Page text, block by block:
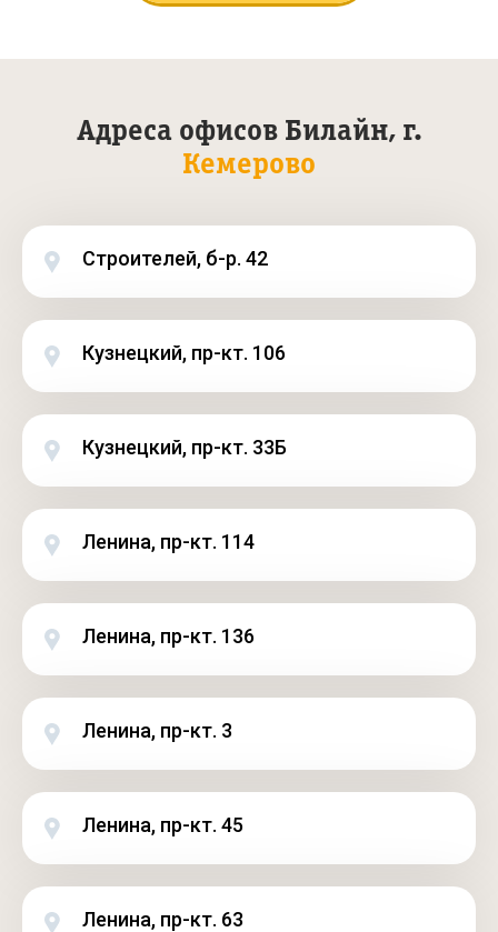
Адреса офисов Билайн, г.
Кемерово
Строителей, б-р. 42
Кузнецкий, пр-кт. 106
Кузнецкий, пр-кт. 33Б
Ленина, пр-кт. 114
Ленина, пр-кт. 136
Ленина, пр-кт. 3
Ленина, пр-кт. 45
Ленина, пр-кт. 63